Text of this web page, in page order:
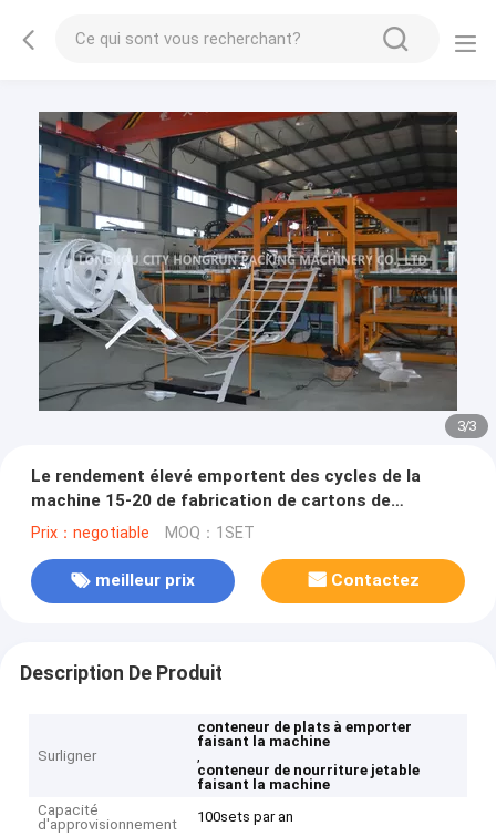
1/3
Le rendement élevé emportent des cycles de la
machine 15-20 de fabrication de cartons de
nourriture par minute
Prix：negotiable MOQ：1SET
meilleur prix Contactez
Description De Produit
Surligner
conteneur de plats à emporter
faisant la machine
,
conteneur de nourriture jetable
faisant la machine
Capacité
d'approvisionnement
100sets par an